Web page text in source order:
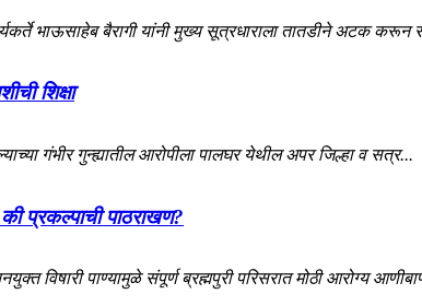
भाऊसाहेब बैरागी यांनी मुख्य सूत्रधाराला तातडीने अटक करून
शिक्षा
गंभीर गुन्ह्यातील आरोपीला पालघर येथील अपर जिल्हा व सत्र...
प्रकल्पाची पाठराखण?
विषारी पाण्यामुळे संपूर्ण ब्रह्मपुरी परिसरात मोठी आरोग्य